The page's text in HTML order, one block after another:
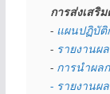
การส่งเสริ
- แผนปฏิบัติ
- รายงานผ
- การนำผล
- รายงานผ